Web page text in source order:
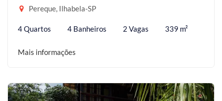
Pereque, Ilhabela-SP
4 Quartos 4 Banheiros 2 Vagas 339 m²
Mais informações